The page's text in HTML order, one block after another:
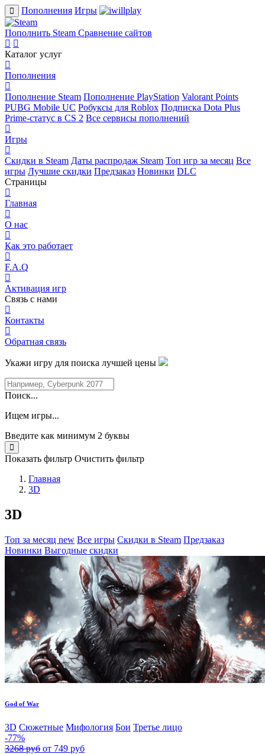
Пополнения Игры
Пополнить Steam Сравнение сайтов
Каталог услуг
Пополнения
Пополнение Steam Пополнение PlayStation Valorant Points
PUBG Mobile UC Робуксы для Roblox Подписка Dota Plus
Prime-статус в CS 2 Все сервисы пополнений
Игры
Скидки в Steam Даты распродаж Steam Топ игр за месяц Все
игры Лучшие скидки Предзаказ Новинки DLC
Страницы
Главная
О нас
Как это работает
F.A.Q
Активация игр
Связь с нами
Контакты
Обратная связь
Укажи игру для поиска лучшей цены
Поиск...
Ищем игры...
Введите как минимум 2 буквы
Показать фильтр Очистить фильтр
Главная
3D
3D
Топ за месяц new Все игры Скидки в Steam Предзаказ
Новинки Выгодные скидки
God of War
3D Сюжетные Мифология Бои Третье лицо
-77%
3268 руб от 749 руб